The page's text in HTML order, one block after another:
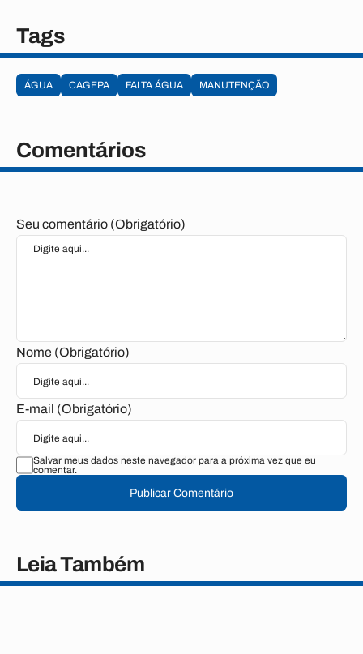
Tags
ÁGUA CAGEPA FALTA ÁGUA MANUTENÇÃO
Comentários
Seu comentário (Obrigatório)
Nome (Obrigatório)
E-mail (Obrigatório)
Salvar meus dados neste navegador para a próxima vez que eu
comentar.
Publicar Comentário
Leia Também